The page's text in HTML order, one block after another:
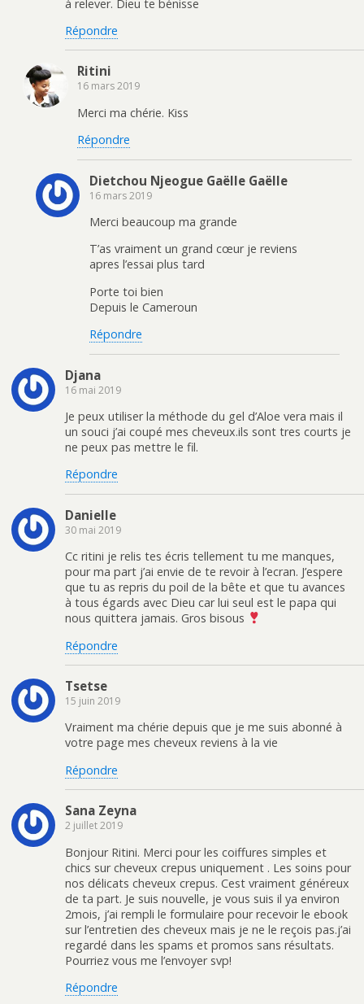
à relever. Dieu te bénisse
Répondre
Ritini
16 mars 2019
Merci ma chérie. Kiss
Répondre
Dietchou Njeogue Gaëlle Gaëlle
16 mars 2019
Merci beaucoup ma grande
T’as vraiment un grand cœur je reviens
apres l’essai plus tard
Porte toi bien
Depuis le Cameroun
Répondre
Djana
16 mai 2019
Je peux utiliser la méthode du gel d’Aloe vera mais il
un souci j’ai coupé mes cheveux.ils sont tres courts je
ne peux pas mettre le fil.
Répondre
Danielle
30 mai 2019
Cc ritini je relis tes écris tellement tu me manques,
pour ma part j’ai envie de te revoir à l’ecran. J’espere
que tu as repris du poil de la bête et que tu avances
à tous égards avec Dieu car lui seul est le papa qui
nous quittera jamais. Gros bisous
Répondre
Tsetse
15 juin 2019
Vraiment ma chérie depuis que je me suis abonné à
votre page mes cheveux reviens à la vie
Répondre
Sana Zeyna
2 juillet 2019
Bonjour Ritini. Merci pour les coiffures simples et
chics sur cheveux crepus uniquement . Les soins pour
nos délicats cheveux crepus. Cest vraiment généreux
de ta part. Je suis nouvelle, je vous suis il ya environ
2mois, j’ai rempli le formulaire pour recevoir le ebook
sur l’entretien des cheveux mais je ne le reçois pas.j’ai
regardé dans les spams et promos sans résultats.
Pourriez vous me l’envoyer svp!
Répondre